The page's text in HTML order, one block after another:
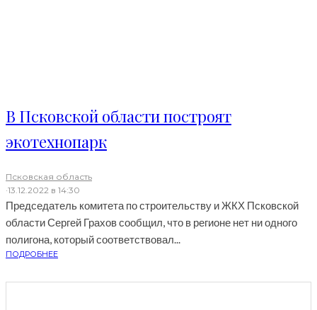
В Псковской области построят
экотехнопарк
Псковская область
·13.12.2022 в 14:30
Председатель комитета по строительству и ЖКХ Псковской
области Сергей Грахов сообщил, что в регионе нет ни одного
полигона, который соответствовал...
ПОДРОБНЕЕ